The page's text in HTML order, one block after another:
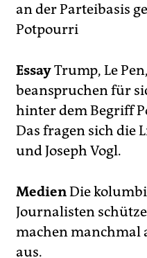
an der Parteibasis
Potpourri
EssayTrump, Le
beanspruchen für
hinter dem Begriff
Das fragen sich die
und Joseph Vogl.
MedienDie
Journalisten
machen manchmal
aus.